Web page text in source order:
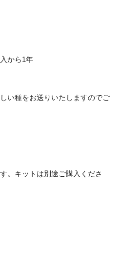
から1年
い種をお送りいたしますのでご
。キットは別途ご購入くださ